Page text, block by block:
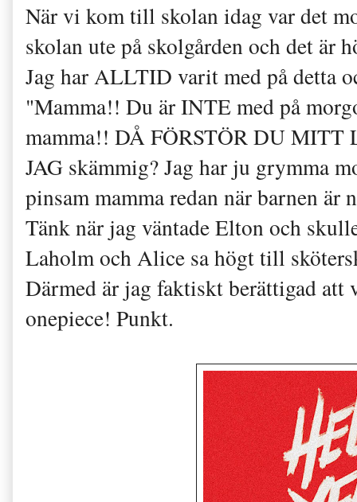
När vi kom till skolan idag var det
skolan ute på skolgården och det är
Jag har ALLTID varit med på detta
"Mamma!! Du är INTE med på
mamma!! DÅ FÖRSTÖR DU MITT
JAG skämmig? Jag har ju grymma
pinsam mamma redan när barnen
Tänk när jag väntade Elton och
Laholm och Alice sa högt till
Därmed är jag faktiskt berättigad att
onepiece! Punkt.